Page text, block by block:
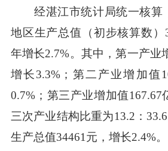
经湛江市统计局统一核算
地区生产总值（初步核算数）
年增长2.7%。其中，第一产业
增长3.3%；第二产业增加值
0.7%；第三产业增加值167.67
三次产业结构比重为13.2：
生产总值34461元，增长2.4%。